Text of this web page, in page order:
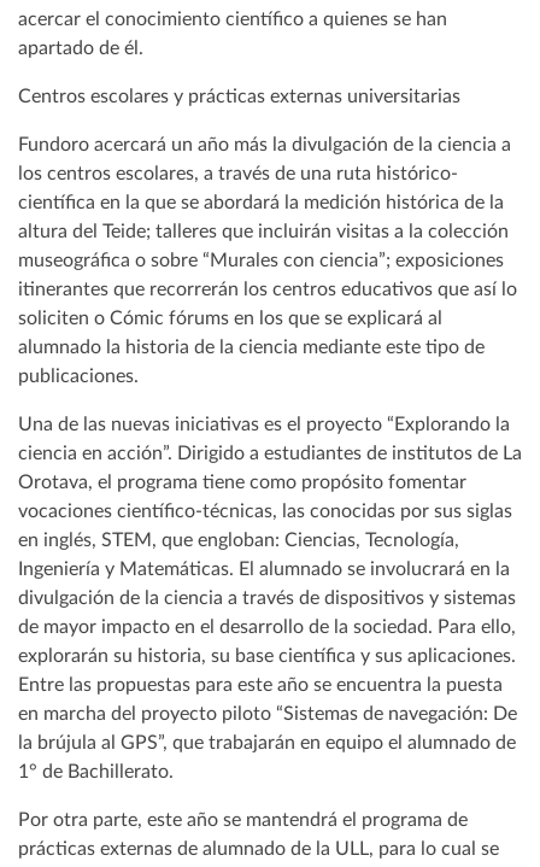
acercar el conocimiento científico a quienes se han
apartado de él.
Centros escolares y prácticas externas universitarias
Fundoro acercará un año más la divulgación de la ciencia a
los centros escolares, a través de una ruta histórico-
científica en la que se abordará la medición histórica de la
altura del Teide; talleres que incluirán visitas a la colección
museográfica o sobre “Murales con ciencia”; exposiciones
itinerantes que recorrerán los centros educativos que así lo
soliciten o Cómic fórums en los que se explicará al
alumnado la historia de la ciencia mediante este tipo de
publicaciones.
Una de las nuevas iniciativas es el proyecto “Explorando la
ciencia en acción”. Dirigido a estudiantes de institutos de La
Orotava, el programa tiene como propósito fomentar
vocaciones científico-técnicas, las conocidas por sus siglas
en inglés, STEM, que engloban: Ciencias, Tecnología,
Ingeniería y Matemáticas. El alumnado se involucrará en la
divulgación de la ciencia a través de dispositivos y sistemas
de mayor impacto en el desarrollo de la sociedad. Para ello,
explorarán su historia, su base científica y sus aplicaciones.
Entre las propuestas para este año se encuentra la puesta
en marcha del proyecto piloto “Sistemas de navegación: De
la brújula al GPS”, que trabajarán en equipo el alumnado de
1° de Bachillerato.
Por otra parte, este año se mantendrá el programa de
prácticas externas de alumnado de la ULL, para lo cual se